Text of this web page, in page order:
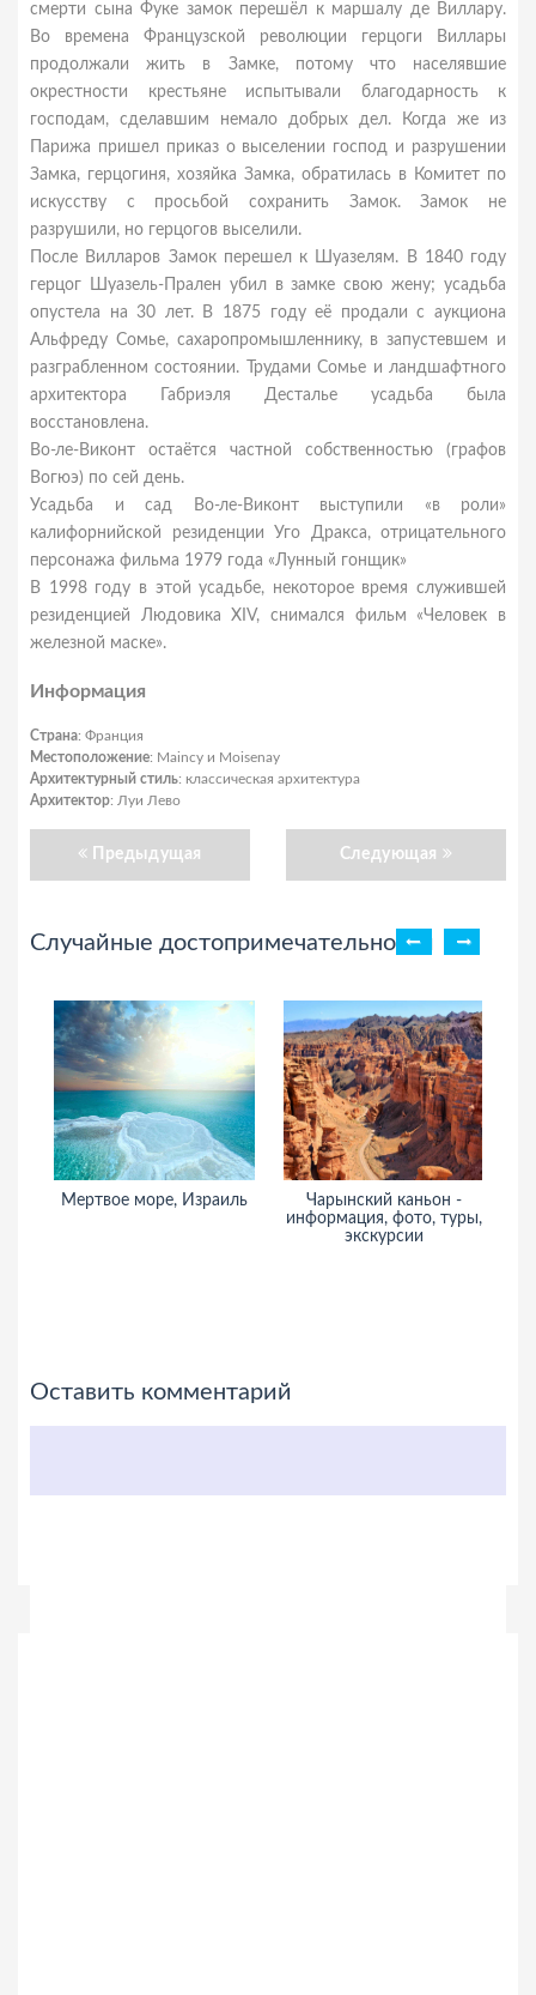
смерти сына Фуке замок перешёл к маршалу де Виллару.
Во времена Французской революции герцоги Виллары
продолжали жить в Замке, потому что населявшие
окрестности крестьяне испытывали благодарность к
господам, сделавшим немало добрых дел. Когда же из
Парижа пришел приказ о выселении господ и разрушении
Замка, герцогиня, хозяйка Замка, обратилась в Комитет по
искусству с просьбой сохранить Замок. Замок не
разрушили, но герцогов выселили.
После Вилларов Замок перешел к Шуазелям. В 1840 году
герцог Шуазель-Прален убил в замке свою жену; усадьба
опустела на 30 лет. В 1875 году её продали с аукциона
Альфреду Сомье, сахаропромышленнику, в запустевшем и
разграбленном состоянии. Трудами Сомье и ландшафтного
архитектора Габриэля Десталье усадьба была
восстановлена.
Во-ле-Виконт остаётся частной собственностью (графов
Вогюэ) по сей день.
Усадьба и сад Во-ле-Виконт выступили «в роли»
калифорнийской резиденции Уго Дракса, отрицательного
персонажа фильма 1979 года «Лунный гонщик»
В 1998 году в этой усадьбе, некоторое время служившей
резиденцией Людовика XIV, снимался фильм «Человек в
железной маске».
Информация
Страна: Франция
Местоположение: Maincy и Moisenay
Архитектурный стиль: классическая архитектура
Архитектор: Луи Лево
Предыдущая Следующая
Случайные достопримечательности
Мертвое море, Израиль
Чарынский каньон -
информация, фото, туры,
экскурсии
Оставить комментарий